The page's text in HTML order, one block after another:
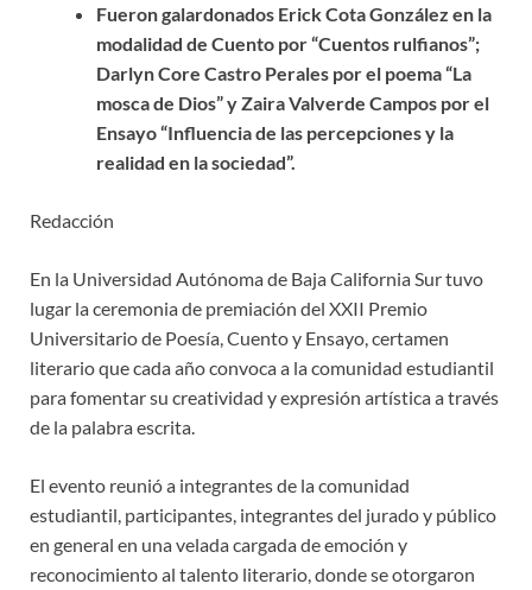
Fueron galardonados Erick Cota González en la
modalidad de Cuento por “Cuentos rulfianos”;
Darlyn Core Castro Perales por el poema “La
mosca de Dios” y Zaira Valverde Campos por el
Ensayo “Influencia de las percepciones y la
realidad en la sociedad”.
Redacción
En la Universidad Autónoma de Baja California Sur tuvo
lugar la ceremonia de premiación del XXII Premio
Universitario de Poesía, Cuento y Ensayo, certamen
literario que cada año convoca a la comunidad estudiantil
para fomentar su creatividad y expresión artística a través
de la palabra escrita.
El evento reunió a integrantes de la comunidad
estudiantil, participantes, integrantes del jurado y público
en general en una velada cargada de emoción y
reconocimiento al talento literario, donde se otorgaron